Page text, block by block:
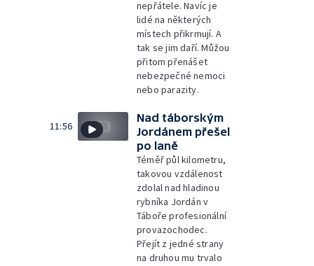
nepřátele. Navíc je
lidé na některých
místech přikrmují. A
tak se jim daří. Můžou
přitom přenášet
nebezpečné nemoci
nebo parazity.
11:56
Nad táborským
Jordánem přešel
po laně
Téměř půl kilometru,
takovou vzdálenost
zdolal nad hladinou
rybníka Jordán v
Táboře profesionální
provazochodec.
Přejít z jedné strany
na druhou mu trvalo